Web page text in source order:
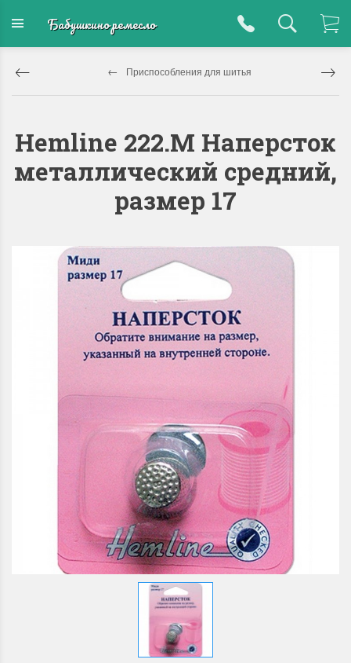
Бабушкино ремесло
Приспособления для шитья
Hemline 222.M Наперсток
металлический средний,
размер 17